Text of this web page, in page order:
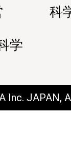
科
学
Inc. JAPAN,